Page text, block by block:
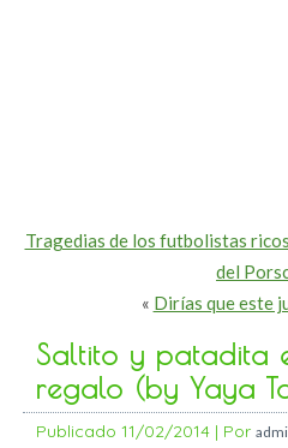
Tragedias de los futbolistas
del
« Dirías que este
Saltito y patadita
regalo (by Yaya
Publicado 11/02/2014 | Por